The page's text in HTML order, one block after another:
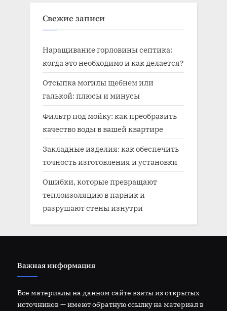
Свежие записи
Наращивание горловины септика:
когда это необходимо и как делается?
Отсыпка могилы щебнем или
галькой: плюсы и минусы
Фильтр под мойку: как преобразить
качество воды в вашей квартире
Закладные изделия: как обеспечить
точность изготовления и установки
Ошибки, которые превращают
теплоизоляцию в парник и
разрушают стены изнутри
Важная информация
Все материалы на данном сайте взяты из открытых
источников — имеют обратную ссылку на материал в